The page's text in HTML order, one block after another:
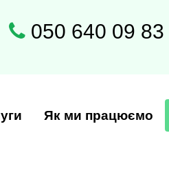
050 640 09 83
Як ми працюємо